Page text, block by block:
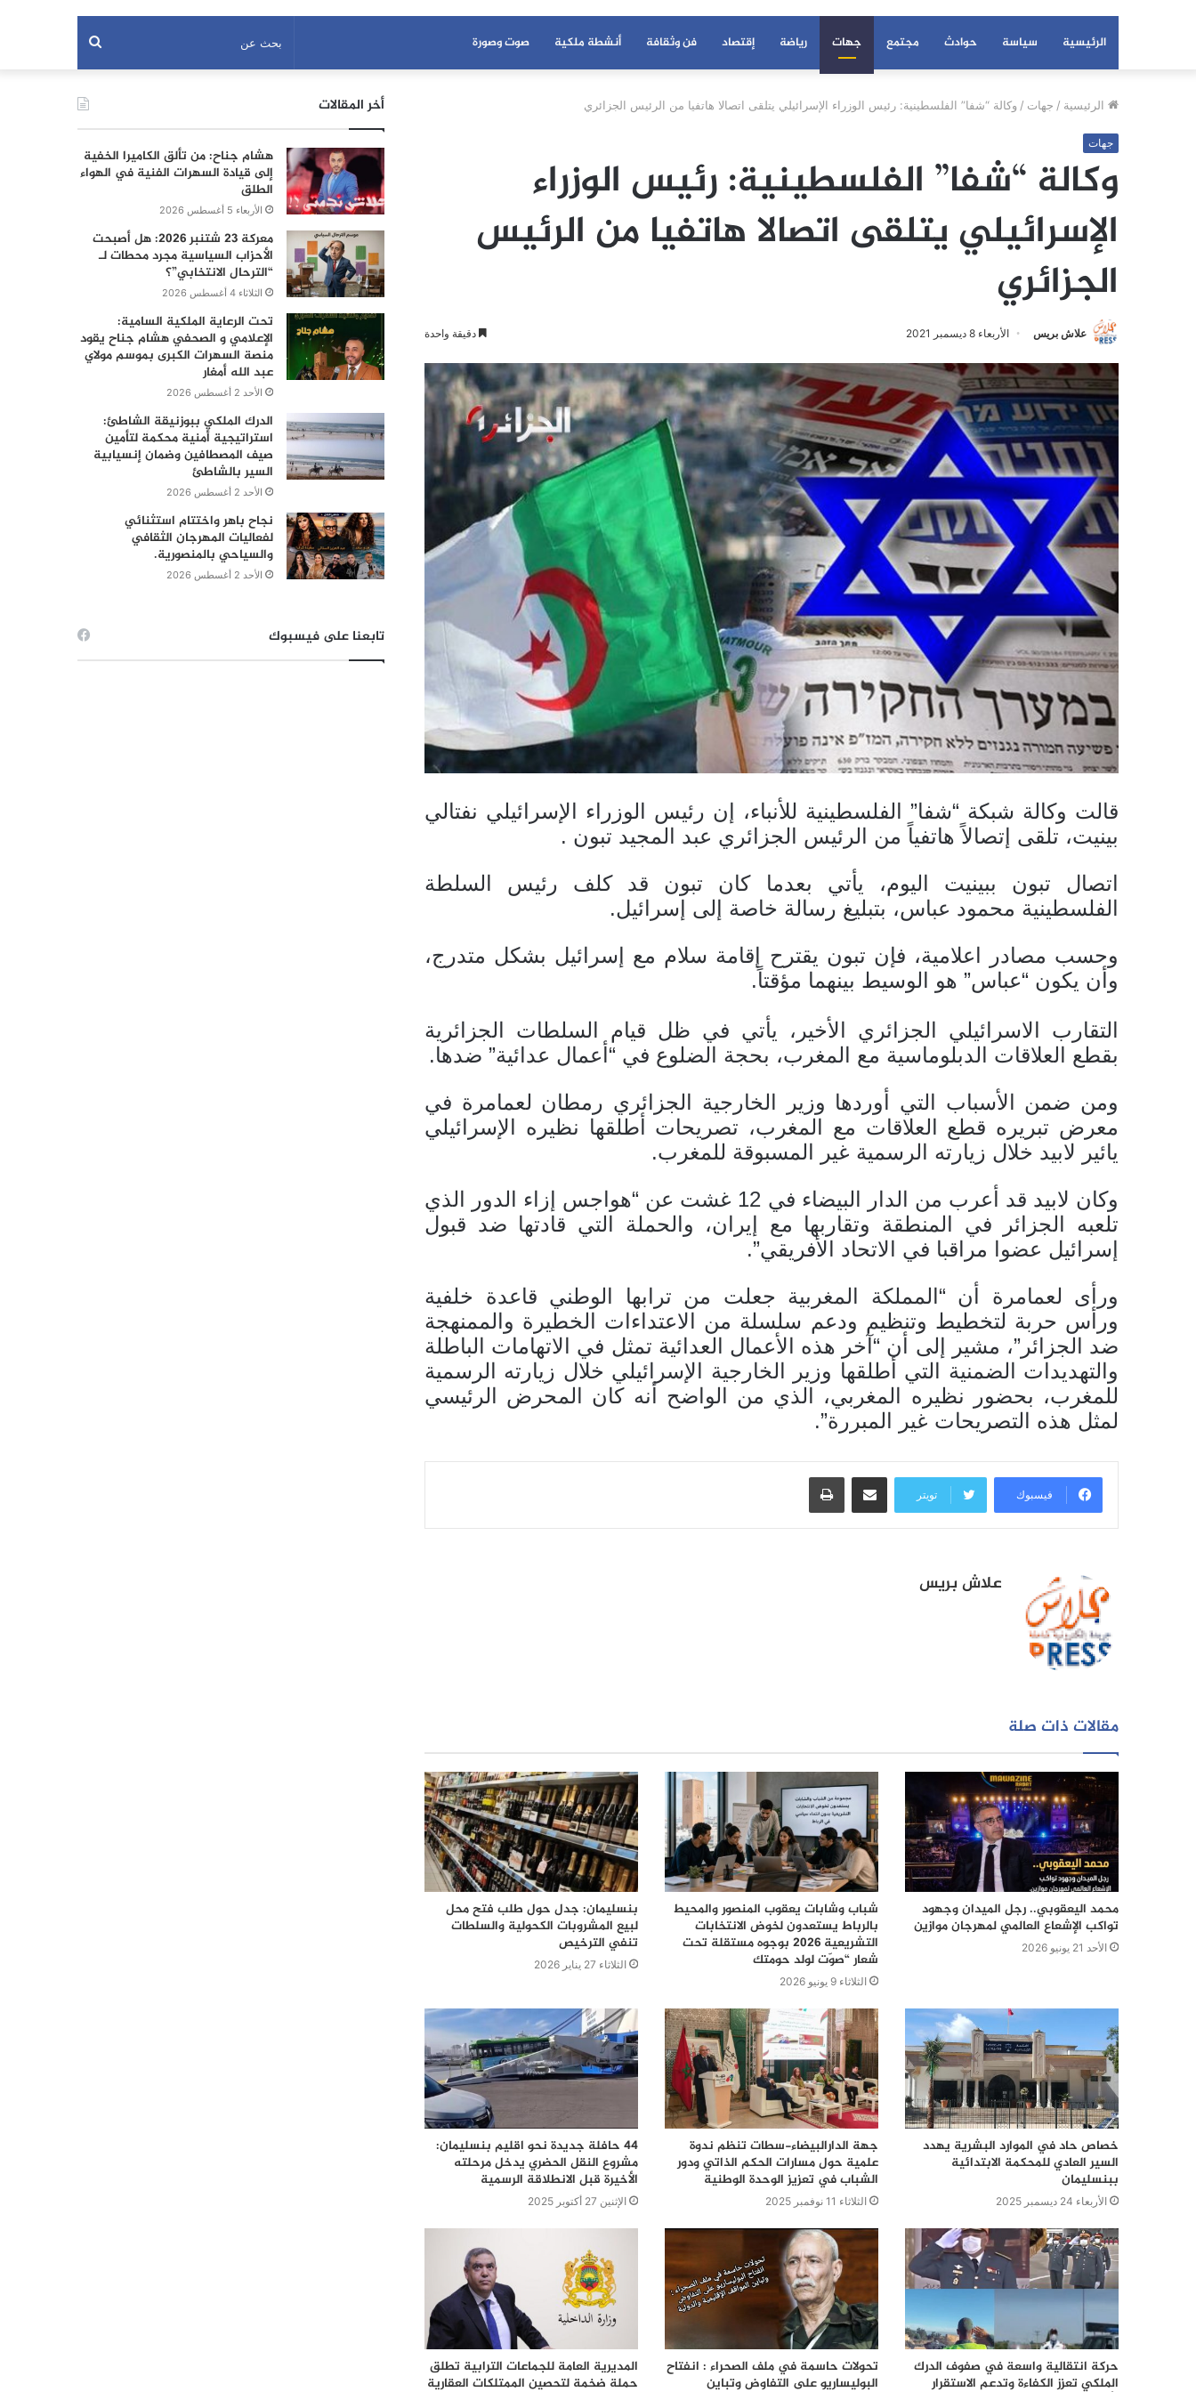
الرئيسية سياسة حوادث مجتمع جهات رياضة إقتصاد فن وثقافة أنشطة ملكية صوت وصورة بحث
عن
الرئيسية / جهات / وكالة “شفا” الفلسطينية: رئيس الوزراء الإسرائيلي يتلقى اتصالا هاتفيا من الرئيس الجزائري
جهات
وكالة “شفا” الفلسطينية: رئيس الوزراء
الإسرائيلي يتلقى اتصالا هاتفيا من الرئيس
الجزائري
علاش بريس الأربعاء 8 ديسمبر 2021 دقيقة واحدة
قالت وكالة شبكة “شفا” الفلسطينية للأنباء، إن رئيس الوزراء الإسرائيلي نفتالي
بينيت، تلقى إتصالاً هاتفياً من الرئيس الجزائري عبد المجيد تبون .
اتصال تبون ببينيت اليوم، يأتي بعدما كان تبون قد كلف رئيس السلطة
الفلسطينية محمود عباس، بتبليغ رسالة خاصة إلى إسرائيل.
وحسب مصادر اعلامية، فإن تبون يقترح إقامة سلام مع إسرائيل بشكل متدرج،
وأن يكون “عباس” هو الوسيط بينهما مؤقتاً.
التقارب الاسرائيلي الجزائري الأخير، يأتي في ظل قيام السلطات الجزائرية
بقطع العلاقات الدبلوماسية مع المغرب، بحجة الضلوع في “أعمال عدائية” ضدها.
ومن ضمن الأسباب التي أوردها وزير الخارجية الجزائري رمطان لعمامرة في
معرض تبريره قطع العلاقات مع المغرب، تصريحات أطلقها نظيره الإسرائيلي
يائير لابيد خلال زيارته الرسمية غير المسبوقة للمغرب.
وكان لابيد قد أعرب من الدار البيضاء في 12 غشت عن “هواجس إزاء الدور الذي
تلعبه الجزائر في المنطقة وتقاربها مع إيران، والحملة التي قادتها ضد قبول
إسرائيل عضوا مراقبا في الاتحاد الأفريقي”.
ورأى لعمامرة أن “المملكة المغربية جعلت من ترابها الوطني قاعدة خلفية
ورأس حربة لتخطيط وتنظيم ودعم سلسلة من الاعتداءات الخطيرة والممنهجة
ضد الجزائر”، مشير إلى أن “آخر هذه الأعمال العدائية تمثل في الاتهامات الباطلة
والتهديدات الضمنية التي أطلقها وزير الخارجية الإسرائيلي خلال زيارته الرسمية
للمغرب، بحضور نظيره المغربي، الذي من الواضح أنه كان المحرض الرئيسي
لمثل هذه التصريحات غير المبررة”.
فيسبوك تويتر
مشاركة عبر البريد طباعة
علاش بريس
مقالات ذات صلة
محمد اليعقوبي.. رجل الميدان وجهود
تواكب الإشعاع العالمي لمهرجان موازين
الأحد 21 يونيو 2026
شباب وشابات يعقوب المنصور والمحيط
بالرباط يستعدون لخوض الانتخابات
التشريعية 2026 بوجوه مستقلة تحت
شعار “صوّت لولد حومتك
الثلاثاء 9 يونيو 2026
بنسليمان: جدل حول طلب فتح محل
لبيع المشروبات الكحولية والسلطات
تنفي الترخيص
الثلاثاء 27 يناير 2026
خصاص حاد في الموارد البشرية يهدد
السير العادي للمحكمة الابتدائية
ببنسليمان
الأربعاء 24 ديسمبر 2025
جهة الدارالبيضاء-سطات تنظم ندوة
علمية حول مسارات الحكم الذاتي ودور
الشباب في تعزيز الوحدة الوطنية
الثلاثاء 11 نوفمبر 2025
44 حافلة جديدة نحو اقليم بنسليمان:
مشروع النقل الحضري يدخل مرحلته
الأخيرة قبل الانطلاقة الرسمية
الإثنين 27 أكتوبر 2025
حركة انتقالية واسعة في صفوف الدرك
الملكي تعزز الكفاءة وتدعم الاستقرار
تحولات حاسمة في ملف الصحراء : انفتاح
البوليساريو على التفاوض وتباين
المديرية العامة للجماعات الترابية تطلق
حملة ضخمة لتحصين الممتلكات العقارية
أخر المقالات
هشام جناح: من تألق الكاميرا الخفية
إلى قيادة السهرات الفنية في الهواء
الطلق
الأربعاء 5 أغسطس 2026
معركة 23 شتنبر 2026: هل أصبحت
الأحزاب السياسية مجرد محطات لـ
“الترحال الانتخابي”؟
الثلاثاء 4 أغسطس 2026
تحت الرعاية الملكية السامية:
الإعلامي و الصحفي هشام جناح يقود
منصة السهرات الكبرى بموسم مولاي
عبد الله أمغار
الأحد 2 أغسطس 2026
الدرك الملكي ببوزنيقة الشاطئ:
استراتيجية أمنية محكمة لتأمين
صيف المصطافين وضمان إنسيابية
السير بالشاطئ
الأحد 2 أغسطس 2026
نجاح باهر واختتام استثنائي
لفعاليات المهرجان الثقافي
والسياحي بالمنصورية.
الأحد 2 أغسطس 2026
تابعنا على فيسبوك